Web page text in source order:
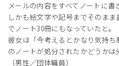
メールの内容をすべてノートに書
しかも絵文字や記号までそのま
でノート30冊にもなっていたと。
彼女は「今考えるとかなり気持
のノートが処分されたかどうかは
（男性／団体職員）